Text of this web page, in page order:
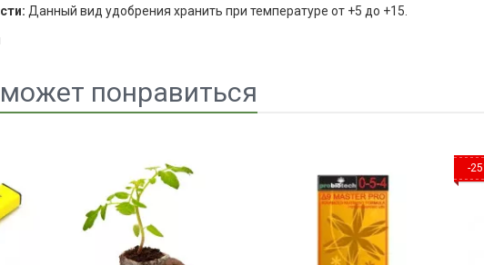
Данный вид удобрения хранить при температуре от +5 до +15.
понравиться
-